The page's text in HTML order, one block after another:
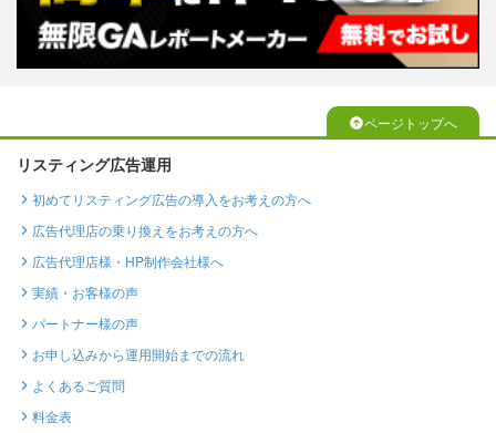
ページトップへ
リスティング広告運用
初めてリスティング広告の導入をお考えの方へ
広告代理店の乗り換えをお考えの方へ
広告代理店様・HP制作会社様へ
実績・お客様の声
パートナー様の声
お申し込みから運用開始までの流れ
よくあるご質問
料金表